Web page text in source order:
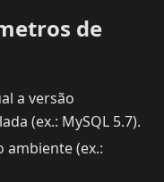
de
a versão
(ex.: MySQL 5.7).
ambiente (ex.: